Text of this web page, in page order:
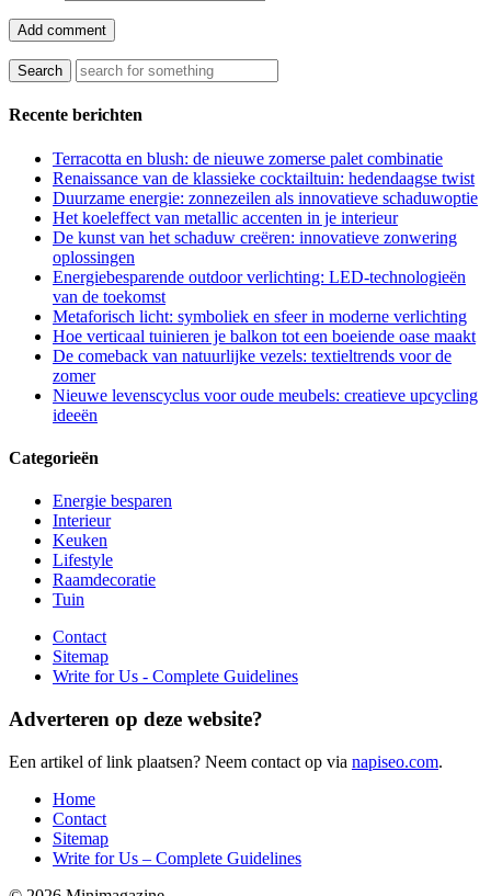
Recente berichten
Terracotta en blush: de nieuwe zomerse palet combinatie
Renaissance van de klassieke cocktailtuin: hedendaagse twist
Duurzame energie: zonnezeilen als innovatieve schaduwoptie
Het koeleffect van metallic accenten in je interieur
De kunst van het schaduw creëren: innovatieve zonwering
oplossingen
Energiebesparende outdoor verlichting: LED-technologieën
van de toekomst
Metaforisch licht: symboliek en sfeer in moderne verlichting
Hoe verticaal tuinieren je balkon tot een boeiende oase maakt
De comeback van natuurlijke vezels: textieltrends voor de
zomer
Nieuwe levenscyclus voor oude meubels: creatieve upcycling
ideeën
Categorieën
Energie besparen
Interieur
Keuken
Lifestyle
Raamdecoratie
Tuin
Contact
Sitemap
Write for Us - Complete Guidelines
Adverteren op deze website?
Een artikel of link plaatsen? Neem contact op via napiseo.com.
Home
Contact
Sitemap
Write for Us – Complete Guidelines